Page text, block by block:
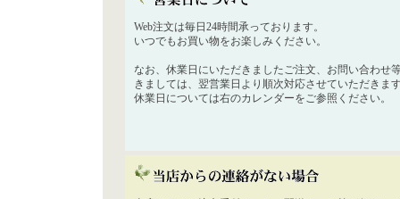
Web注文は毎日24時間承っております。
いつでもお買い物をお楽しみください。
なお、休業日にいただきましたご注文、お問い合わせ
きましては、翌営業日より順次対応させていただきま
休業日については右のカレンダーをご参照ください。